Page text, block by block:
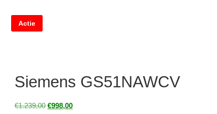
Actie
Siemens GS51NAWCV
€1.239,00 €998,00